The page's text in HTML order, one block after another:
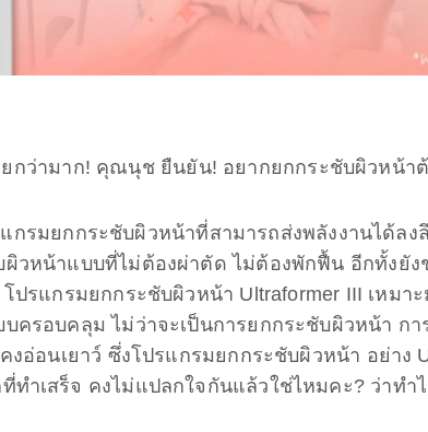
ยกว่ามาก! คุณนุช ยืนยัน! อยากยกกระชับผิวหน้าต้
แกรมยกกระชับผิวหน้าที่สามารถส่งพลังงานได้ล
วหน้าแบบที่ไม่ต้องผ่าตัด ไม่ต้องพักฟื้น อีกทั้งยัง
ปรแกรมยกกระชับผิวหน้า Ultraformer III เหม
ครอบคลุม ไม่ว่าจะเป็นการยกกระชับผิวหน้า ก
คงอ่อนเยาว์ ซึ่งโปรแกรมยกกระชับผิวหน้า อย่า
ทำเสร็จ คงไม่แปลกใจกันแล้วใช่ไหมคะ? ว่าท